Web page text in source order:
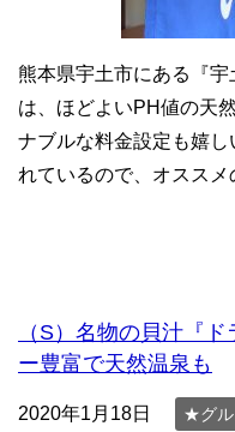
熊本県宇土市にある『宇
は、ほどよいPH値の天
ナブルな料金設定も嬉
れているので、オススメ
（S）名物の貝汁『
ー豊富で天然温泉も
2020年1月18日 ★グル